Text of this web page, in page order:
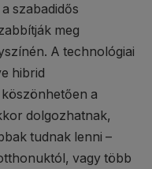
szabadidős
meg
A technológiai
hibrid
a
dolgozhatnak,
tudnak lenni –
vagy több